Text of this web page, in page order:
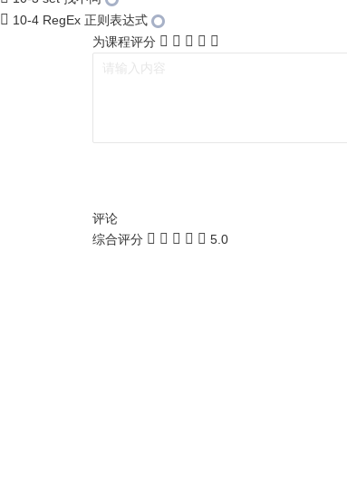
10-4 RegEx 正则表达式
为课程评分
评论
综合评分
5.0